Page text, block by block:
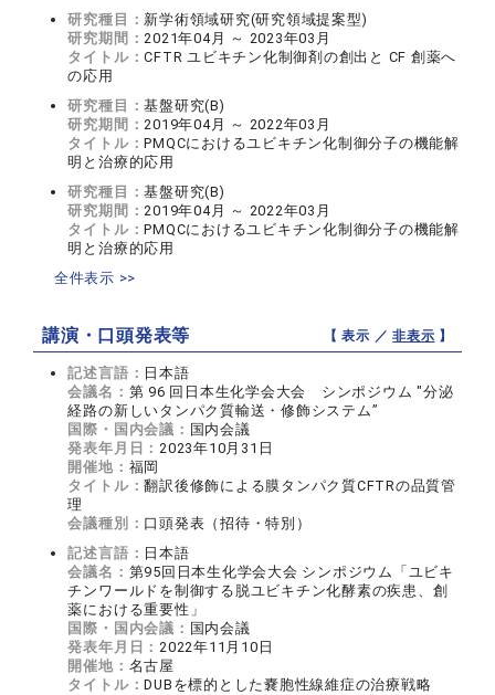
研究種目： 新学術領域研究(研究領域提案型)
研究期間：2021年04月 ～ 2023年03月
タイトル：CFTR ユビキチン化制御剤の創出と CF 創薬へ
の応用
研究種目：基盤研究(B)
研究期間：2019年04月 ～ 2022年03月
タイトル：PMQCにおけるユビキチン化制御分子の機能解
明と治療的応用
研究種目：基盤研究(B)
研究期間：2019年04月 ～ 2022年03月
タイトル：PMQCにおけるユビキチン化制御分子の機能解
明と治療的応用
全件表示 >>
講演・口頭発表等 【 表示 ／非表示 】
記述言語： 日本語
会議名： 第 96 回日本生化学会大会 シンポジウム "分泌
経路の新しいタンパク質輸送・修飾システム”
国際・国内会議： 国内会議
発表年月日：2023年10月31日
開催地： 福岡
タイトル：翻訳後修飾による膜タンパク質CFTRの品質管
理
会議種別： 口頭発表（招待・特別）
記述言語： 日本語
会議名： 第95回日本生化学会大会 シンポジウム「ユビキ
チンワールドを制御する脱ユビキチン化酵素の疾患、創
薬における重要性」
国際・国内会議： 国内会議
発表年月日：2022年11月10日
開催地： 名古屋
タイトル：DUBを標的とした嚢胞性線維症の治療戦略